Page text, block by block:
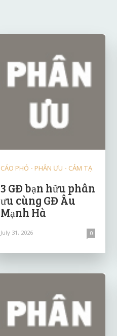
CÁO PHÓ - PHÂN ƯU - CẢM TẠ
3 GĐ bạn hữu phân
ưu cùng GĐ Âu
Mạnh Hà
July 31, 2026 0